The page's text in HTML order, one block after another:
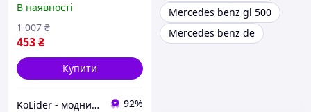
(39652) - За кращою
ціною!
В наявності
453₴
1 007 ₴
Купити
KoLider - модний магазин 92%
Mercedes benz gl 500
Mercedes benz de